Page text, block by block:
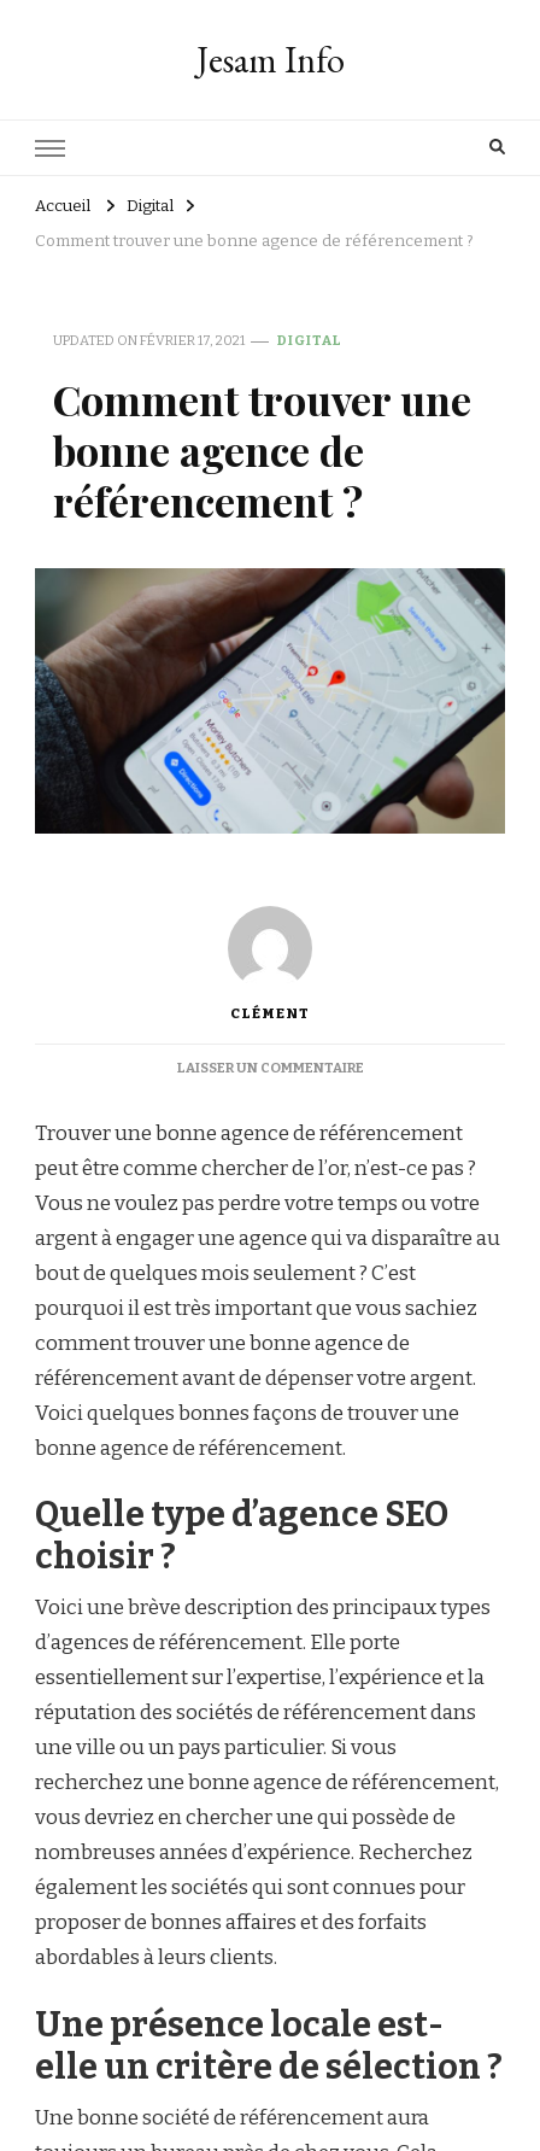
Jesam Info
Accueil
Digital
Comment trouver une bonne agence de référencement ?
UPDATED ONFÉVRIER 17, 2021 DIGITAL
Comment trouver une
bonne agence de
référencement ?
CLÉMENT
LAISSER UN COMMENTAIRESUR
UNE
BONNE
AGENCE
DE
RÉFÉRENCEMENT
?
Trouver une bonne agence de référencement
peut être comme chercher de l’or, n’est-ce pas ?
Vous ne voulez pas perdre votre temps ou votre
argent à engager une agence qui va disparaître au
bout de quelques mois seulement ? C’est
pourquoi il est très important que vous sachiez
comment trouver une bonne agence de
référencement avant de dépenser votre argent.
Voici quelques bonnes façons de trouver une
bonne agence de référencement.
Quelle type d’agence SEO
choisir ?
Voici une brève description des principaux types
d’agences de référencement. Elle porte
essentiellement sur l’expertise, l’expérience et la
réputation des sociétés de référencement dans
une ville ou un pays particulier. Si vous
recherchez une bonne agence de référencement,
vous devriez en chercher une qui possède de
nombreuses années d’expérience. Recherchez
également les sociétés qui sont connues pour
proposer de bonnes affaires et des forfaits
abordables à leurs clients.
Une présence locale est-
elle un critère de sélection ?
Une bonne société de référencement aura